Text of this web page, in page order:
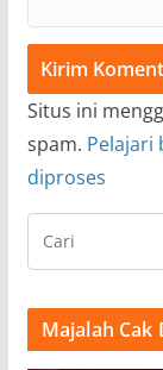
Situs ini
spam. Pelajari
diproses
Majalah Cak